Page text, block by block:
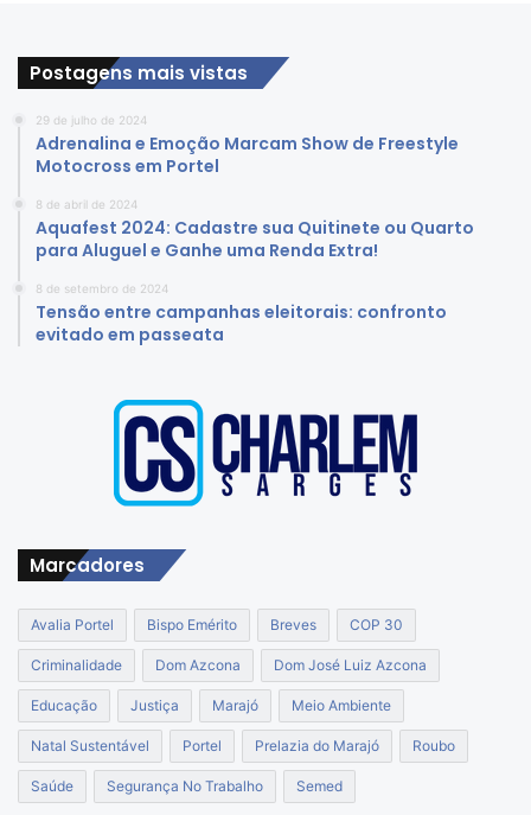
Postagens mais vistas
29 de julho de 2024
Adrenalina e Emoção Marcam Show de Freestyle
Motocross em Portel
8 de abril de 2024
Aquafest 2024: Cadastre sua Quitinete ou Quarto
para Aluguel e Ganhe uma Renda Extra!
8 de setembro de 2024
Tensão entre campanhas eleitorais: confronto
evitado em passeata
Marcadores
Avalia Portel Bispo Emérito Breves COP 30
Criminalidade Dom Azcona Dom José Luiz Azcona
Educação Justiça Marajó Meio Ambiente
Natal Sustentável Portel Prelazia do Marajó Roubo
Saúde Segurança No Trabalho Semed